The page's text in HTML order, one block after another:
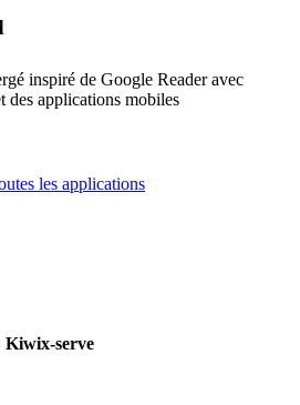
inspiré de Google Reader avec
des applications mobiles
les applications
Kiwix-serve